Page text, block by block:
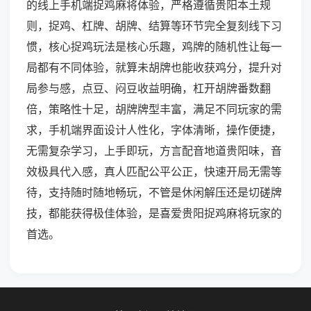
的线上手机端捉鸡麻将体验，严格遵循贵阳本土规
则，捉鸡、杠牌、胡牌、结算等环节完全复刻线下习
惯，核心捉鸡玩法是核心乐趣，鸡牌的随机性让每一
局都有不同体验，就算未胡牌也能收获鸡分，提升对
局参与感，点豆、闷豆收益明确，杠开胡牌番数翻
倍，策略性十足，胡牌牌型丰富，满足不同玩家的需
求，手机端界面设计人性化，字体清晰，操作便捷，
无需复杂学习，上手即玩，方言配音地道贵阳味，音
效极具代入感，真人匹配公平公正，快速开局无需等
待，支持随时随地畅玩，不管是休闲解压还是切磋牌
技，都能获得极佳体验，是喜爱贵阳捉鸡麻将玩家的
首选。